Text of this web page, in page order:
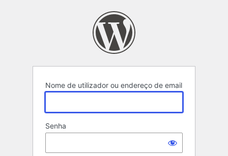
Nome de utilizador ou endereço de email
Senha